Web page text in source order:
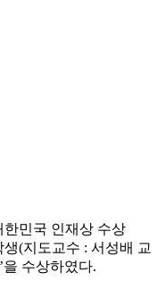
한민국 인재상 수상
(지도교수 : 서성배 교
을 수상하였다.